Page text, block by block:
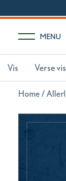
MENU
Vis Verse vis
Home/